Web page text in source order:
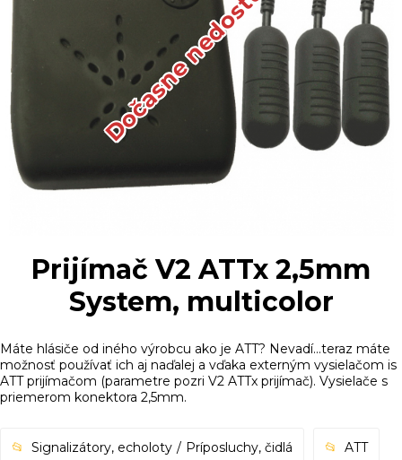
Dočasne nedostupné
Prijímač V2 ATTx 2,5mm
System, multicolor
Máte hlásiče od iného výrobcu ako je ATT? Nevadí...teraz máte
možnosť používať ich aj naďalej a vďaka externým vysielačom is
ATT prijímačom (parametre pozri V2 ATTx prijímač). Vysielače s
priemerom konektora 2,5mm.
Signalizátory, echoloty Príposluchy, čidlá ATT